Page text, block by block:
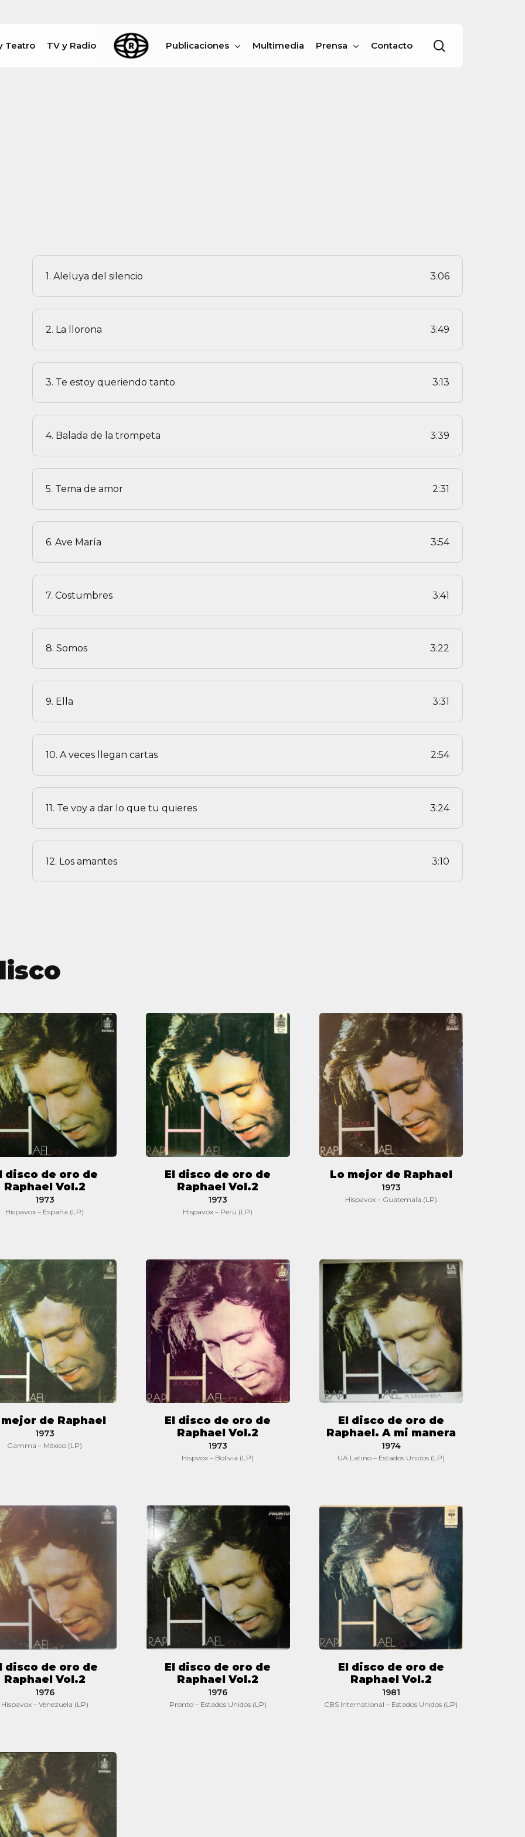
Teatro TV y Radio Publicaciones Multimedia Prensa Contacto
1. Aleluya del silencio 3:06
2. La llorona 3:49
3. Te estoy queriendo tanto 3:13
4. Balada de la trompeta 3:39
5. Tema de amor 2:31
6. Ave María 3:54
7. Costumbres 3:41
8. Somos 3:22
9. Ella 3:31
10. A veces llegan cartas 2:54
11. Te voy a dar lo que tu quieres 3:24
12. Los amantes 3:10
El
disco
de
de
Raphael
Vol.2
disco de oro de
Raphael Vol.2
1973
Hispavox – España (LP)
El
disco
de
de
Raphael
Vol.2
El disco de oro de
Raphael Vol.2
1973
Hispavox – Perú (LP)
Lo
mejor
de
Raphael
Lo mejor de Raphael
1973
Hispavox – Guatemala (LP)
Lo
mejor
de
Raphael
de Raphael
1973
Gamma – México (LP)
El
disco
de
oro
Raphael
Vol.2
El disco de oro de
Raphael Vol.2
1973
Hispvox – Bolivia (LP)
El
disco
de
oro
Raphael.
A
mi
manera
El disco de oro de
Raphael. A mi manera
1974
UA Latino – Estados Unidos (LP)
El
disco
de
Raphael
Vol.2
disco de oro de
Raphael Vol.2
1976
Hispavox – Venezuela (LP)
El
disco
de
oro
Raphael
Vol.2
El disco de oro de
Raphael Vol.2
1976
Pronto – Estados Unidos (LP)
El
disco
de
oro
Raphael
Vol.2
El disco de oro de
Raphael Vol.2
1981
CBS International – Estados Unidos (LP)
El
disco
de
oro
Raphael